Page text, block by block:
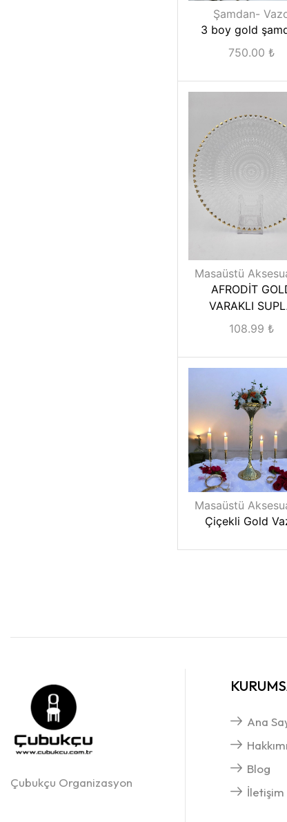
Şamdan-
3 boy gold
750.00 ₺
Masaüstü
AFRODİT
VARAKLI
108.99 ₺
Masaüstü
Çiçekli Gold
Çubukçu Organizasyon
Ana
Blog
İletişim